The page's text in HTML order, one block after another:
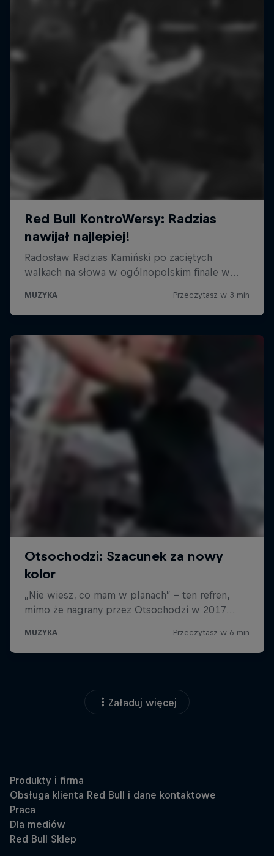
Załaduj więcej